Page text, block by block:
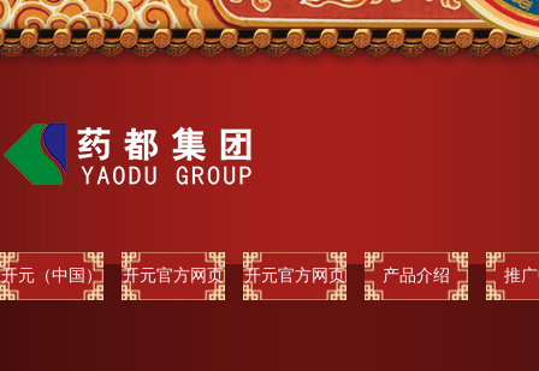
开元（中国） 开元官方网页 开元官方网页 产品介绍 推